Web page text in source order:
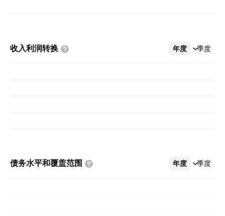
收入利润转换 年度 季度
更多
债务水平和覆盖范围 年度 季度
更多